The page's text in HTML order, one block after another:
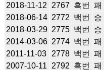
2018-11-12
2767 흑번 패
2018-06-14 2772 백번 승
2018-03-29 2775 백번 승
2014-03-06 2774 백번 패
2011-11-03
2778 백번 패
2007-10-11
2792 흑번 패